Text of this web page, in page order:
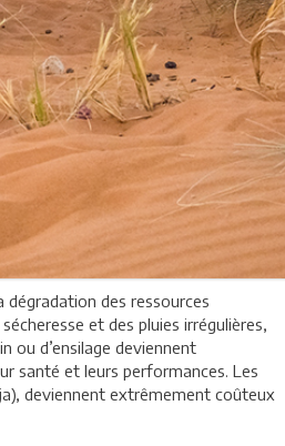
des ressources
et des pluies irrégulières,
ou d’ensilage deviennent
santé et leurs performances. Les
deviennent extrêmement coûteux